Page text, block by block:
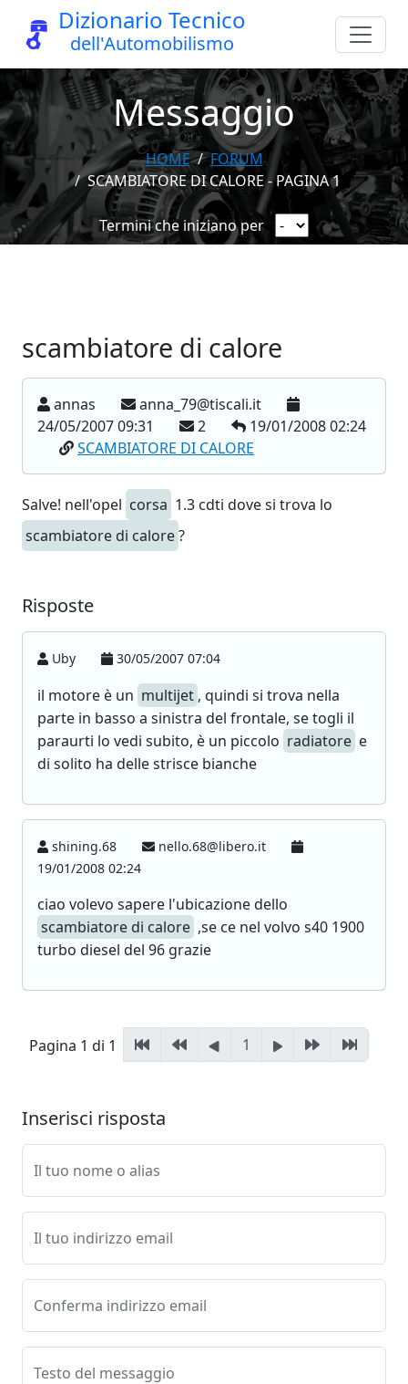
Dizionario Tecnico
dell'Automobilismo
Messaggio
HOME
FORUM
SCAMBIATORE DI CALORE - PAGINA 1
Termini che iniziano per
scambiatore di calore
annas
anna_79@tiscali.it
24/05/2007 09:31
2
19/01/2008 02:24
SCAMBIATORE DI CALORE
Salve! nell'opel corsa 1.3 cdti dove si trova lo
scambiatore di calore?
Risposte
Uby 30/05/2007 07:04
il motore è un multijet , quindi si trova nella
parte in basso a sinistra del frontale, se togli il
paraurti lo vedi subito, è un piccolo radiatore e
di solito ha delle strisce bianche
shining.68
nello.68@libero.it
19/01/2008 02:24
ciao volevo sapere l'ubicazione dello
scambiatore di calore ,se ce nel volvo s40 1900
turbo diesel del 96 grazie
Pagina 1 di 1 1
Inserisci risposta
Il tuo nome o alias
Il tuo indirizzo email
Conferma indirizzo email
Testo del messaggio